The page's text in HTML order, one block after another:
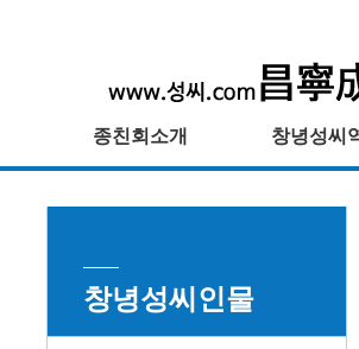
종친회소개 창녕성씨
창녕성씨인물